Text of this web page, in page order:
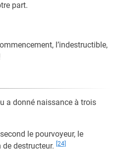
part.
l’indestructible,
a donné naissance à trois
second le pourvoyeur, le
destructeur. [24]